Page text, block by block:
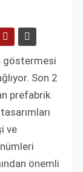
göstermesi
Son 2
prefabrik
ve
önemli